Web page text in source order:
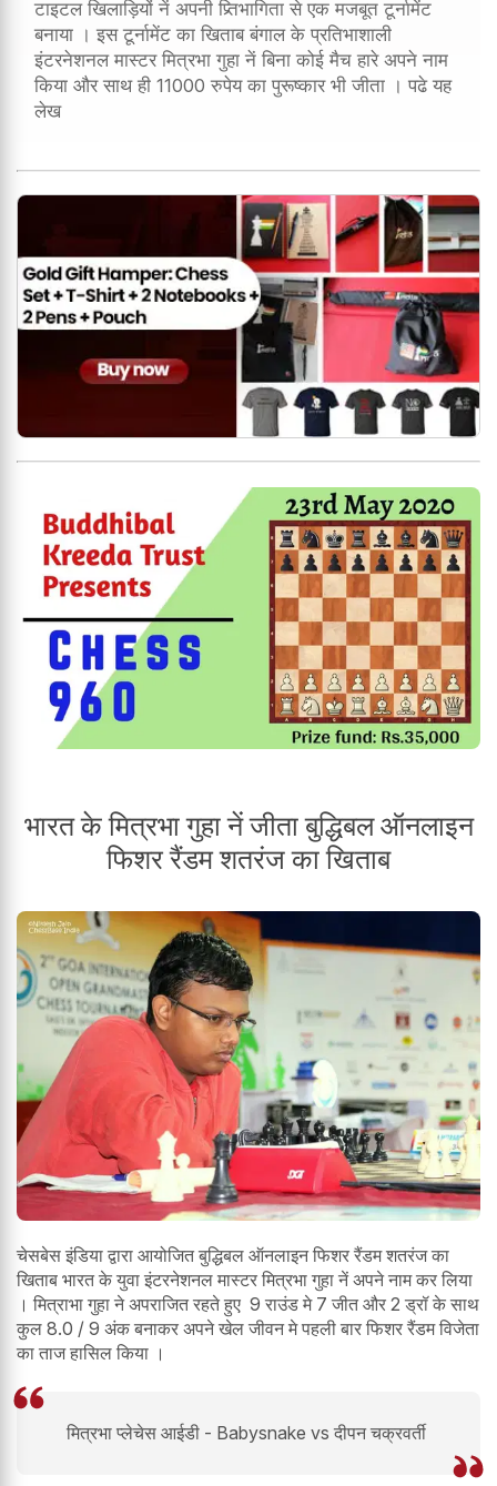
टाइटल खिलाड़ियों नें अपनी प्र्तिभागिता से एक मजबूत टूर्नामेंट
बनाया । इस टूर्नामेंट का खिताब बंगाल के प्रतिभाशाली
इंटरनेशनल मास्टर मित्रभा गुहा नें बिना कोई मैच हारे अपने नाम
किया और साथ ही 11000 रुपेय का पुरूष्कार भी जीता । पढे यह
लेख
भारत के मित्रभा गुहा नें जीता बुद्धिबल ऑनलाइन
फिशर रैंडम शतरंज का खिताब
चेसबेस इंडिया द्वारा आयोजित बुद्धिबल ऑनलाइन फिशर रैंडम शतरंज का
खिताब भारत के युवा इंटरनेशनल मास्टर मित्रभा गुहा नें अपने नाम कर लिया
। मित्राभा गुहा ने अपराजित रहते हुए 9 राउंड मे 7 जीत और 2 ड्रॉ के साथ
कुल 8.0 / 9 अंक बनाकर अपने खेल जीवन मे पहली बार फिशर रैंडम विजेता
का ताज हासिल किया ।
मित्रभा प्लेचेस आईडी - Babysnake vs दीपन चक्रवर्ती